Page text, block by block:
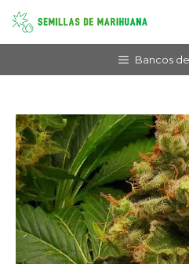
Saltar
contenido
Bancos